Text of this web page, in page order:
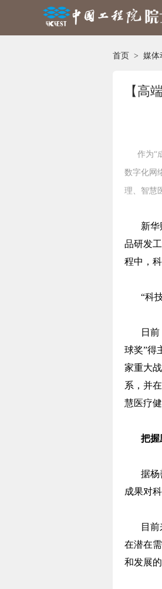
首页 > 媒体
【高
作为“成
数字化网
理、智慧
新
品研发
程中，
“科
日
球奖”得
家重大
系，并
慧医疗
把握
据杨
成果对
目
在潜在
和发展的